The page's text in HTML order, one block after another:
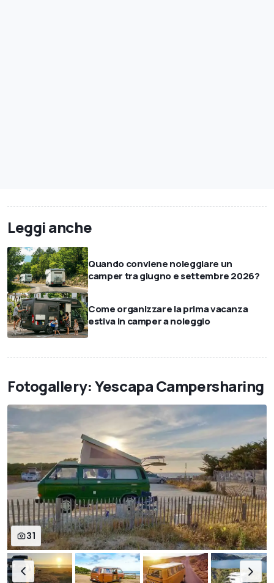
Leggi anche
Quando conviene noleggiare un
camper tra giugno e settembre 2026?
Come organizzare la prima vacanza
estiva in camper a noleggio
Fotogallery: Yescapa Campersharing
31